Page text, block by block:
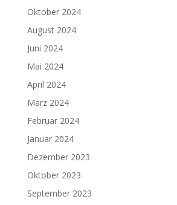
Oktober 2024
August 2024
Juni 2024
Mai 2024
April 2024
März 2024
Februar 2024
Januar 2024
Dezember 2023
Oktober 2023
September 2023